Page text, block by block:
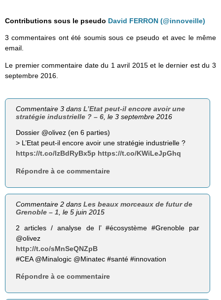
Contributions sous le pseudo David FERRON (@innoveille)
3 commentaires ont été soumis sous ce pseudo et avec le même
email.
Le premier commentaire date du 1 avril 2015 et le dernier est du 3
septembre 2016.
Commentaire 3 dansL’Etat peut-il encore avoir une
stratégie industrielle ? – 6, le 3 septembre 2016
Dossier @olivez (en 6 parties)
> L’Etat peut-il encore avoir une stratégie industrielle ?
https://t.co/lzBdRyBx5p https://t.co/KWiLeJpGhq
Répondre à ce commentaire
Commentaire 2 dansLes beaux morceaux de futur de
Grenoble – 1 , le 5 juin 2015
2 articles / analyse de l’ #écosystème #Grenoble par
@olivez
http://t.co/sMnSeQNZpB
#CEA @Minalogic @Minatec #santé #innovation
Répondre à ce commentaire